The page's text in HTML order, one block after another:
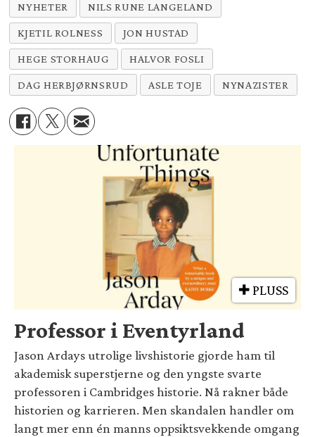
NYHETER NILS RUNE LANGELAND
KJETIL ROLNESS JON HUSTAD
HEGE STORHAUG HALVOR FOSLI
DAG HERBJØRNSRUD ASLE TOJE NYNAZISTER
PLUSS
Professor i Eventyrland
Jason Ardays utrolige livshistorie gjorde ham til
akademisk superstjerne og den yngste svarte
professoren i Cambridges historie. Nå rakner både
historien og karrieren. Men skandalen handler om
langt mer enn én manns oppsiktsvekkende omgang